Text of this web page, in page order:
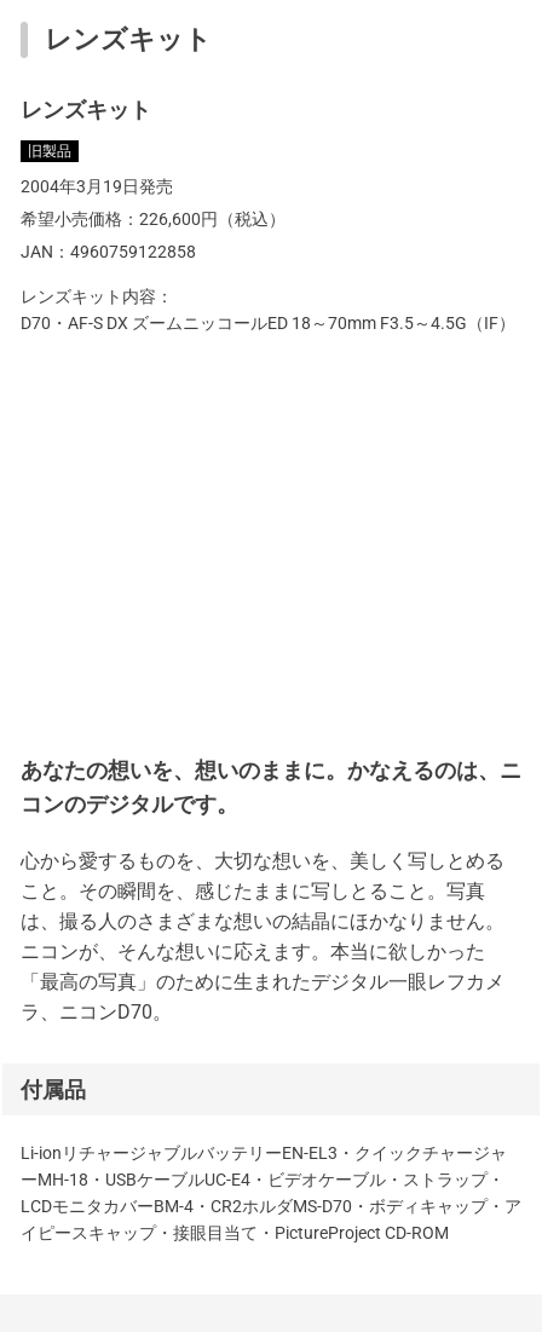
レンズキット
レンズキット
旧製品
2004年3月19日発売
希望小売価格： 226,600円
（税込）
JAN： 4960759122858
レンズキット内容：
D70・AF-S DX ズームニッコールED 18～70mm F3.5～4.5G（IF）
あなたの想いを、想いのままに。かなえるのは、ニ
コンのデジタルです。
心から愛するものを、大切な想いを、美しく写しとめる
こと。その瞬間を、感じたままに写しとること。写真
は、撮る人のさまざまな想いの結晶にほかなりません。
ニコンが、そんな想いに応えます。本当に欲しかった
「最高の写真」のために生まれたデジタル一眼レフカメ
ラ、ニコンD70。
付属品
Li-ionリチャージャブルバッテリーEN-EL3・クイックチャージャ
ーMH-18・USBケーブルUC-E4・ビデオケーブル・ストラップ・
LCDモニタカバーBM-4・CR2ホルダMS-D70・ボディキャップ・ア
イピースキャップ・接眼目当て・PictureProject CD-ROM